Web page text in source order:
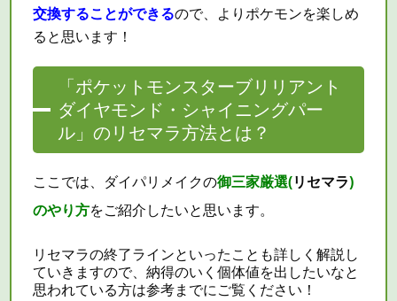
交換することができるので、よりポケモンを楽しめ
ると思います！
「ポケットモンスターブリリアント
ダイヤモンド・シャイニングパー
ル」のリセマラ方法とは？
ここでは、ダイパリメイクの御三家厳選(リセマラ)
のやり方をご紹介したいと思います。
リセマラの終了ラインといったことも詳しく解説し
ていきますので、納得のいく個体値を出したいなと
思われている方は参考までにご覧ください！